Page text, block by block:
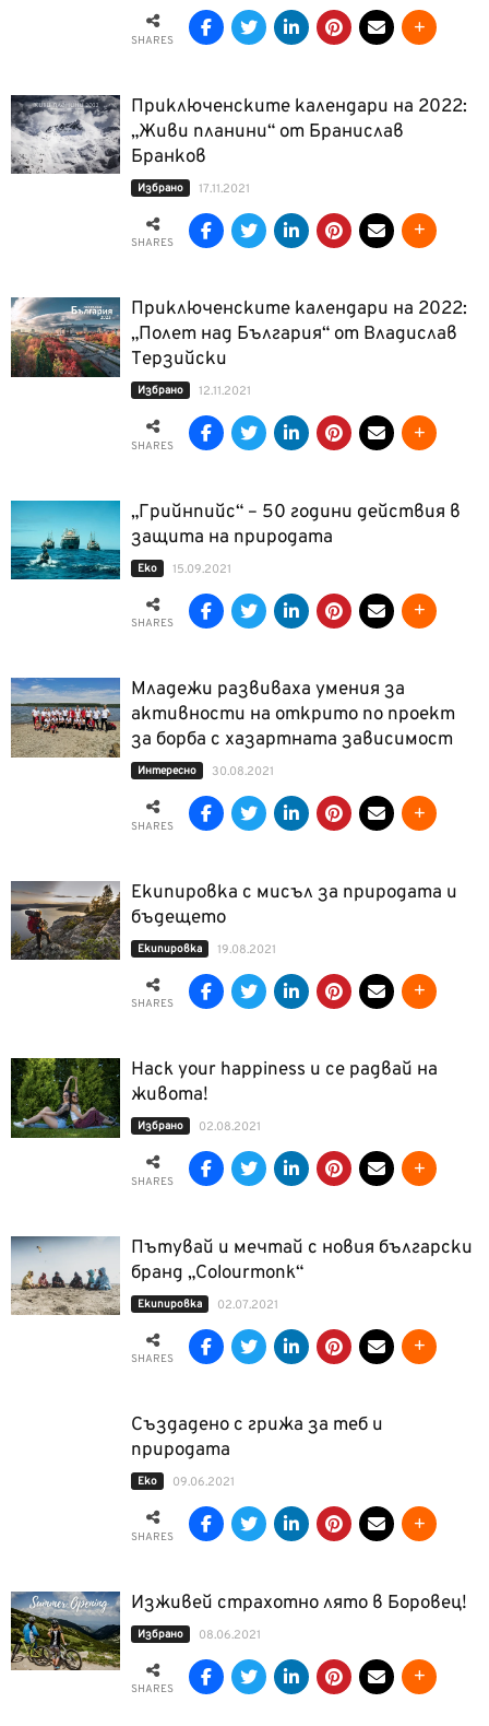
SHARES
Приключенските календари на 2022:
„Живи планини“ от Бранислав
Бранков
Избрано 17.11.2021
SHARES
Приключенските календари на 2022:
„Полет над България“ от Владислав
Терзийски
Избрано 12.11.2021
SHARES
„Грийнпийс“ – 50 години действия в
защита на природата
Еко 15.09.2021
SHARES
Младежи развиваха умения за
активности на открито по проект
за борба с хазартната зависимост
Интерeсно 30.08.2021
SHARES
Екипировка с мисъл за природата и
бъдещето
Екипировка 19.08.2021
SHARES
Hack your happiness и се радвай на
живота!
Избрано 02.08.2021
SHARES
Пътувай и мечтай с новия български
бранд „Colourmonk“
Екипировка 02.07.2021
SHARES
Създадено с грижа за теб и
природата
Еко 09.06.2021
SHARES
Изживей страхотно лято в Боровец!
Избрано 08.06.2021
SHARES